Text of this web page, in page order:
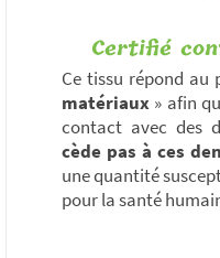
Certifié
Ce tissu répond au
matériaux » afin
contact avec des
cède pas à ces
une quantité
pour la santé